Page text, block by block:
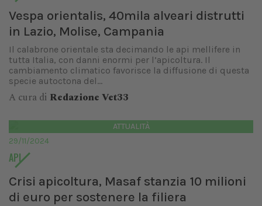
Vespa orientalis, 40mila alveari distrutti
in Lazio, Molise, Campania
Il calabrone orientale sta decimando le api mellifere in
tutta Italia, con danni enormi per l’apicoltura. Il
cambiamento climatico favorisce la diffusione di questa
specie autoctona del...
A cura di Redazione Vet33
ATTUALITÀ
29/11/2024
API
Crisi apicoltura, Masaf stanzia 10 milioni
di euro per sostenere la filiera